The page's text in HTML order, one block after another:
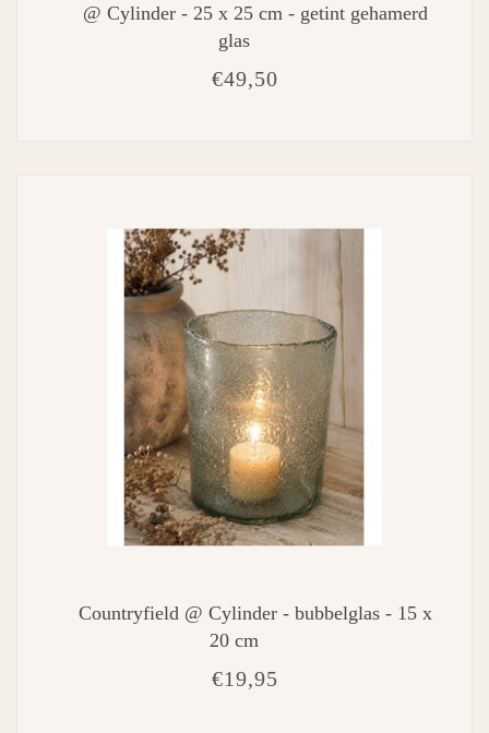
@ Cylinder - 25 x 25 cm - getint gehamerd
glas
€49,50
Countryfield @ Cylinder - bubbelglas - 15 x
20 cm
€19,95